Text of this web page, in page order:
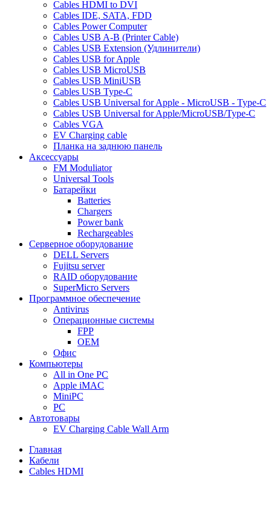
Cables HDMI to DVI
Cables IDE, SATA, FDD
Cables Power Computer
Cables USB A-B (Printer Cable)
Cables USB Extension (Удлинители)
Cables USB for Apple
Cables USB MicroUSB
Cables USB MiniUSB
Cables USB Type-C
Cables USB Universal for Apple - MicroUSB - Type-C
Cables USB Universal for Apple/MicroUSB/Type-C
Cables VGA
EV Charging cable
Планка на заднюю панель
Аксессуары
FM Moduliator
Universal Tools
Батарейки
Batteries
Chargers
Power bank
Rechargeables
Серверное оборудование
DELL Servers
Fujitsu server
RAID оборудование
SuperMicro Servers
Программное обеспечение
Antivirus
Операционные системы
FPP
OEM
Офис
Компьютеры
All in One PC
Apple iMAC
MiniPC
PC
Автотовары
EV Charging Cable Wall Arm
Главная
Кабели
Cables HDMI